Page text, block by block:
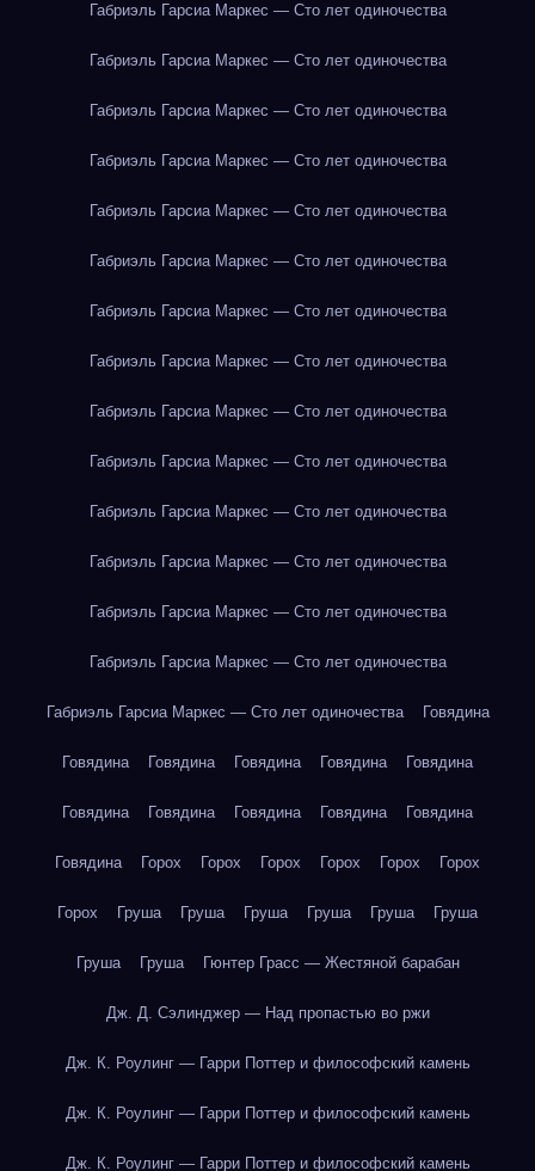
Габриэль Гарсиа Маркес — Сто лет одиночества
Габриэль Гарсиа Маркес — Сто лет одиночества
Габриэль Гарсиа Маркес — Сто лет одиночества
Габриэль Гарсиа Маркес — Сто лет одиночества
Габриэль Гарсиа Маркес — Сто лет одиночества
Габриэль Гарсиа Маркес — Сто лет одиночества
Габриэль Гарсиа Маркес — Сто лет одиночества
Габриэль Гарсиа Маркес — Сто лет одиночества
Габриэль Гарсиа Маркес — Сто лет одиночества
Габриэль Гарсиа Маркес — Сто лет одиночества
Габриэль Гарсиа Маркес — Сто лет одиночества
Габриэль Гарсиа Маркес — Сто лет одиночества
Габриэль Гарсиа Маркес — Сто лет одиночества
Габриэль Гарсиа Маркес — Сто лет одиночества
Габриэль Гарсиа Маркес — Сто лет одиночества Говядина
Говядина Говядина Говядина Говядина Говядина
Говядина Говядина Говядина Говядина Говядина
Говядина Горох Горох Горох Горох Горох Горох
Горох Груша Груша Груша Груша Груша Груша
Груша Груша Гюнтер Грасс — Жестяной барабан
Дж. Д. Сэлинджер — Над пропастью во ржи
Дж. К. Роулинг — Гарри Поттер и философский камень
Дж. К. Роулинг — Гарри Поттер и философский камень
Дж. К. Роулинг — Гарри Поттер и философский камень